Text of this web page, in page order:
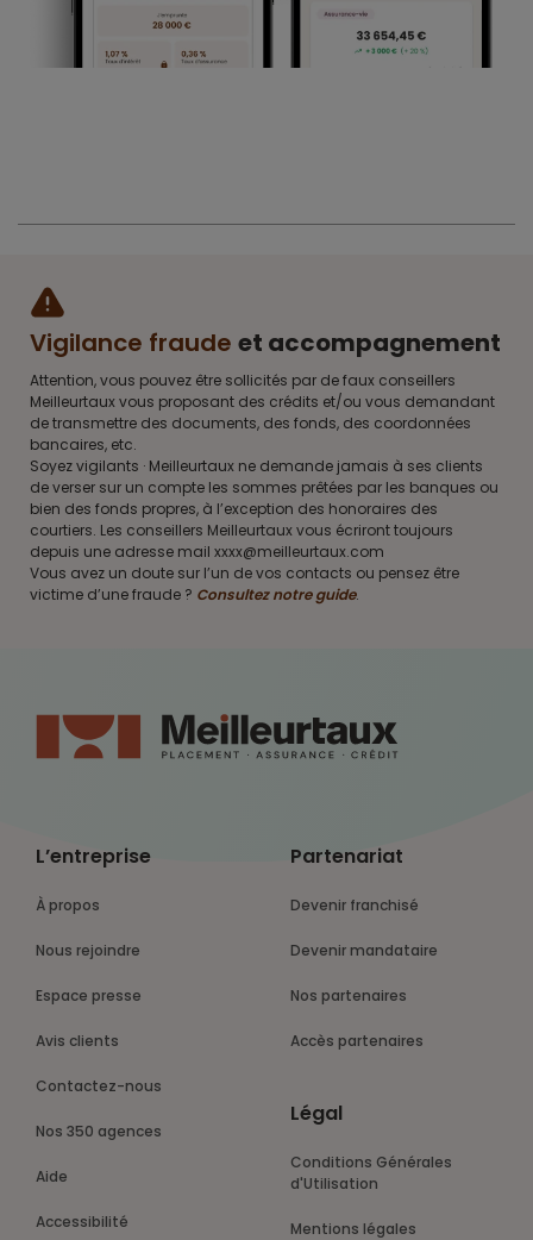
Vigilance fraude et accompagnement
Attention, vous pouvez être sollicités par de faux conseillers
Meilleurtaux vous proposant des crédits et/ou vous demandant
de transmettre des documents, des fonds, des coordonnées
bancaires, etc.
Soyez vigilants · Meilleurtaux ne demande jamais à ses clients
de verser sur un compte les sommes prêtées par les banques ou
bien des fonds propres, à l’exception des honoraires des
courtiers. Les conseillers Meilleurtaux vous écriront toujours
depuis une adresse mail xxxx@meilleurtaux.com
Vous avez un doute sur l’un de vos contacts ou pensez être
victime d’une fraude ? Consultez notre guide.
L’entreprise
À propos
Nous rejoindre
Espace presse
Avis clients
Contactez-nous
Nos 350 agences
Aide
Accessibilité
Partenariat
Devenir franchisé
Devenir mandataire
Nos partenaires
Accès partenaires
Légal
Conditions Générales
d'Utilisation
Mentions légales